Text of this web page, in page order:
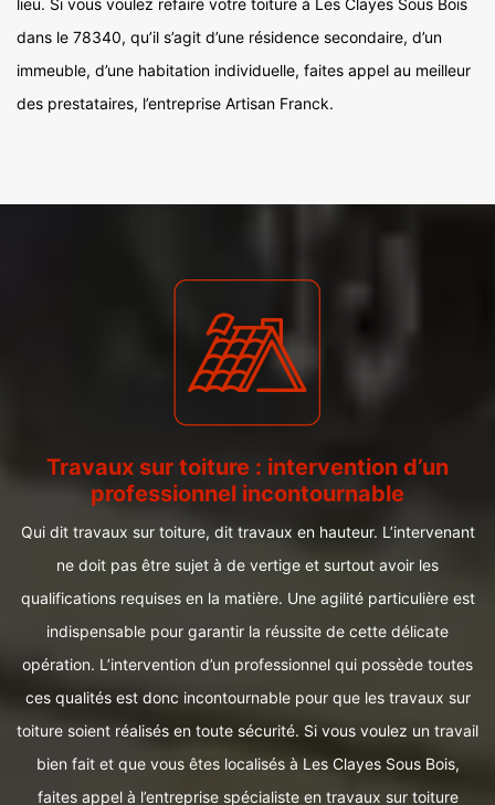
lieu. Si vous voulez refaire votre toiture à Les Clayes Sous Bois
dans le 78340, qu’il s’agit d’une résidence secondaire, d’un
immeuble, d’une habitation individuelle, faites appel au meilleur
des prestataires, l’entreprise Artisan Franck.
Travaux sur toiture : intervention d’un
professionnel incontournable
Qui dit travaux sur toiture, dit travaux en hauteur. L’intervenant
ne doit pas être sujet à de vertige et surtout avoir les
qualifications requises en la matière. Une agilité particulière est
indispensable pour garantir la réussite de cette délicate
opération. L’intervention d’un professionnel qui possède toutes
ces qualités est donc incontournable pour que les travaux sur
toiture soient réalisés en toute sécurité. Si vous voulez un travail
bien fait et que vous êtes localisés à Les Clayes Sous Bois,
faites appel à l’entreprise spécialiste en travaux sur toiture